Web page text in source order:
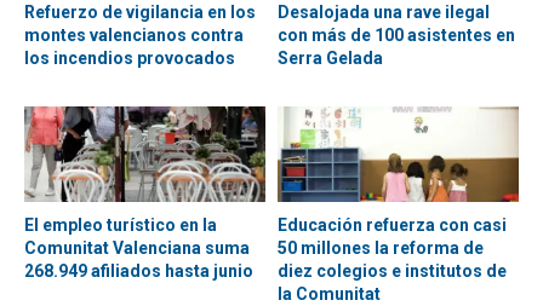
Refuerzo de vigilancia en los
montes valencianos contra
los incendios provocados
Desalojada una rave ilegal
con más de 100 asistentes en
Serra Gelada
El empleo turístico en la
Comunitat Valenciana suma
268.949 afiliados hasta junio
Educación refuerza con casi
50 millones la reforma de
diez colegios e institutos de
la Comunitat